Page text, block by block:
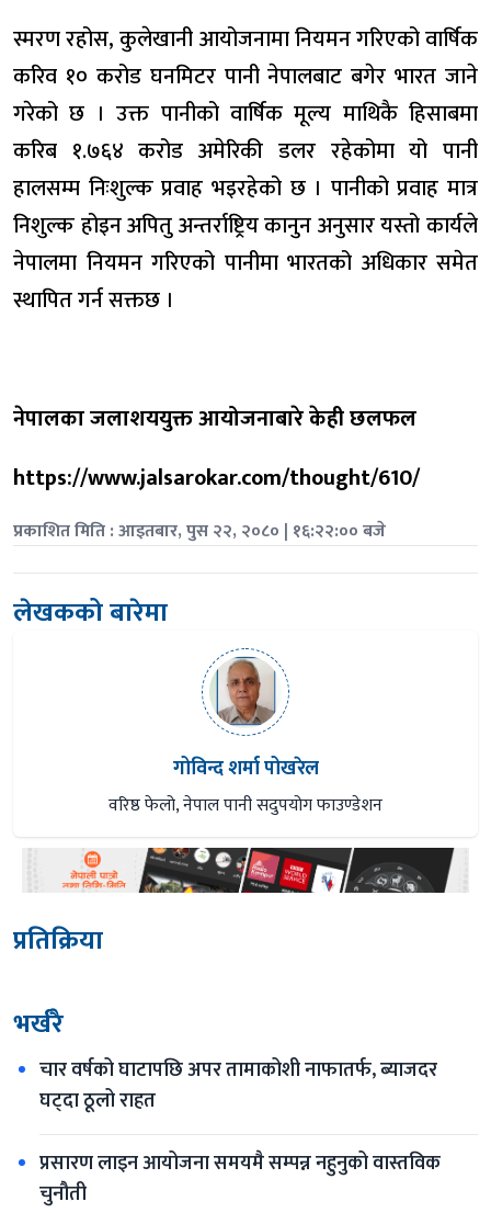
स्मरण रहोस, कुलेखानी आयोजनामा नियमन गरिएको वार्षिक
करिव १० करोड घनमिटर पानी नेपालबाट बगेर भारत जाने
गरेको छ । उक्त पानीको वार्षिक मूल्य माथिकै हिसाबमा
करिब १.७६४ करोड अमेरिकी डलर रहेकोमा यो पानी
हालसम्म निःशुल्क प्रवाह भइरहेको छ । पानीको प्रवाह मात्र
निशुल्क होइन अपितु अन्तर्राष्ट्रिय कानुन अनुसार यस्तो कार्यले
नेपालमा नियमन गरिएको पानीमा भारतको अधिकार समेत
स्थापित गर्न सक्तछ ।
नेपालका जलाशययुक्त आयोजनाबारे केही छलफल
https://www.jalsarokar.com/thought/610/
प्रकाशित मिति : आइतबार, पुस २२, २०८० | १६:२२:०० बजे
लेखकको बारेमा
गोविन्द शर्मा पोखरेल
वरिष्ठ फेलो, नेपाल पानी सदुपयोग फाउण्डेशन
प्रतिक्रिया
भर्खरै
चार वर्षको घाटापछि अपर तामाकोशी नाफातर्फ, ब्याजदर
घट्दा ठूलो राहत
प्रसारण लाइन आयोजना समयमै सम्पन्न नहुनुको वास्तविक
चुनौती